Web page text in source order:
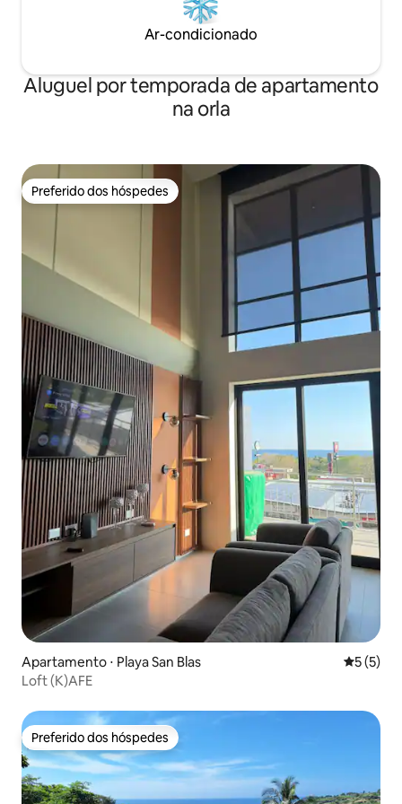
Ar-condicionado
Aluguel por temporada de apartamento
na orla
Preferido dos hóspedes
Preferido dos hóspedes
Apartamento ⋅ Playa San Blas 5 de
5 (5)
Loft (K)AFE
Preferido dos hóspedes
Preferido dos hóspedes